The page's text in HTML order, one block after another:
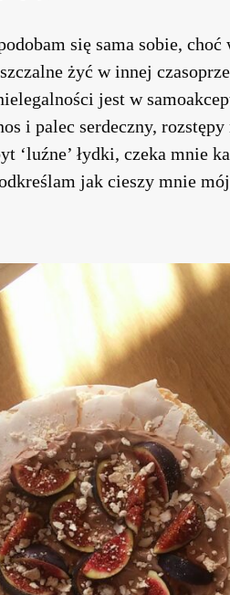
się sama sobie,
żyć w innej
jest w
i palec serdeczny,
‘luźne’ łydki, czeka mnie
jak cieszy mnie